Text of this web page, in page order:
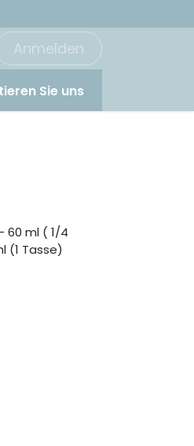
Anmelden
Sie uns
60 ml ( 1/4
(1 Tasse)